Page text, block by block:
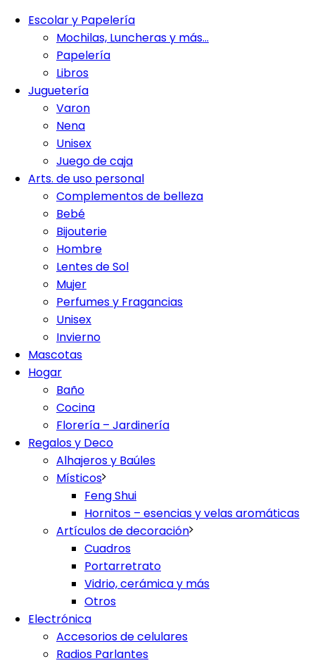
Escolar y Papelería
Mochilas, Luncheras y más…
Papelería
Libros
Juguetería
Varon
Nena
Unisex
Juego de caja
Arts. de uso personal
Complementos de belleza
Bebé
Bijouterie
Hombre
Lentes de Sol
Mujer
Perfumes y Fragancias
Unisex
Invierno
Mascotas
Hogar
Baño
Cocina
Florería – Jardinería
Regalos y Deco
Alhajeros y Baúles
Místicos
Feng Shui
Hornitos – esencias y velas aromáticas
Artículos de decoración
Cuadros
Portarretrato
Vidrio, cerámica y más
Otros
Electrónica
Accesorios de celulares
Radios Parlantes